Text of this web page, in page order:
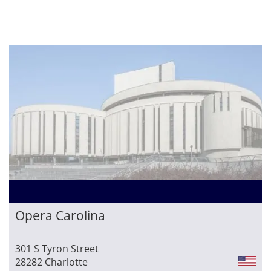
Opera Carolina
301 S Tyron Street
28282 Charlotte